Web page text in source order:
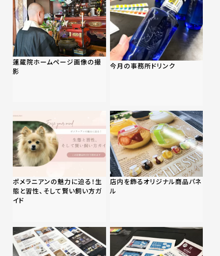
蓮蔵院ホームページ画像の撮
影
今月の事務所ドリンク
ポメラニアンの魅力に迫る！生
態と習性、そして賢い飼い方ガ
イド
店内を飾るオリジナル商品パネ
ル